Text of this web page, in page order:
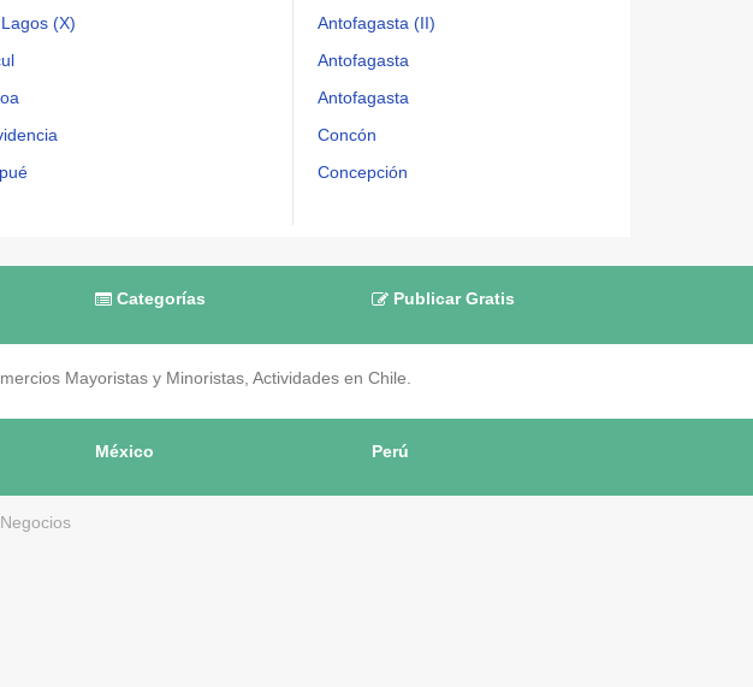
(X)
Antofagasta (II)
Antofagasta
Antofagasta
Concón
Concepción
Categorías Publicar Gratis
Mayoristas y Minoristas, Actividades en Chile.
México Perú